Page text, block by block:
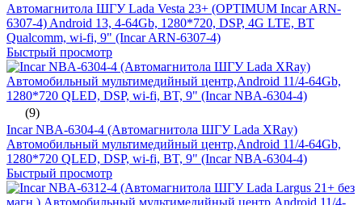
Автомагнитола ШГУ Lada Vesta 23+ (OPTIMUM Incar ARN-
6307-4) Android 13, 4-64Gb, 1280*720, DSP, 4G LTE, BT
Qualcomm, wi-fi, 9" (Incar ARN-6307-4)
Быстрый просмотр
(9)
Incar NBA-6304-4 (Автомагнитола ШГУ Lada XRay)
Автомобильный мультимедийный центр,Android 11/4-64Gb,
1280*720 QLED, DSP, wi-fi, BT, 9" (Incar NBA-6304-4)
Быстрый просмотр